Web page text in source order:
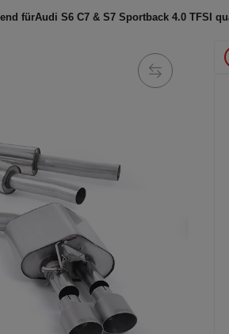
fürAudi S6 C7 & S7 Sportback 4.0 TFSI